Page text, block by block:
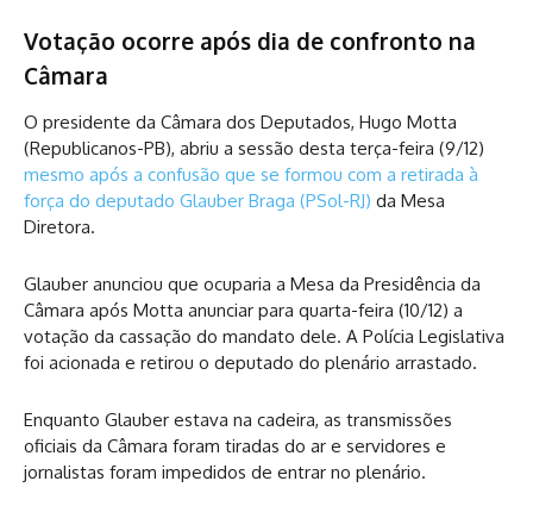
Votação ocorre após dia de confronto na
Câmara
O presidente da Câmara dos Deputados, Hugo Motta
(Republicanos-PB), abriu a sessão desta terça-feira (9/12)
mesmo após a confusão que se formou com a retirada à
força do deputado Glauber Braga (PSol-RJ) da Mesa
Diretora.
Glauber anunciou que ocuparia a Mesa da Presidência da
Câmara após Motta anunciar para quarta-feira (10/12) a
votação da cassação do mandato dele. A Polícia Legislativa
foi acionada e retirou o deputado do plenário arrastado.
Enquanto Glauber estava na cadeira, as transmissões
oficiais da Câmara foram tiradas do ar e servidores e
jornalistas foram impedidos de entrar no plenário.